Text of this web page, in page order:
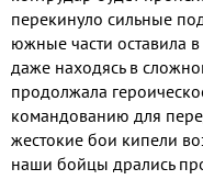
перекинуло сильные
южные части оставила
даже находясь в
продолжала
командованию для
жестокие бои кипели
наши бойцы дрались